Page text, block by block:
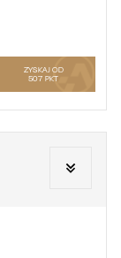
ZYSKAJ OD
507 PKT